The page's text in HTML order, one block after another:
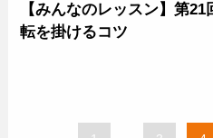
【みんなのレッスン】第
転を掛けるコツ